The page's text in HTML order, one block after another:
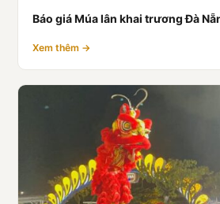
Báo giá Múa lân khai trương Đà
Xem thêm →